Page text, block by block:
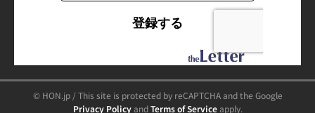
© HON.jp / This site is protected by reCAPTCHA and the Google
Privacy PolicyandTerms of Serviceapply.